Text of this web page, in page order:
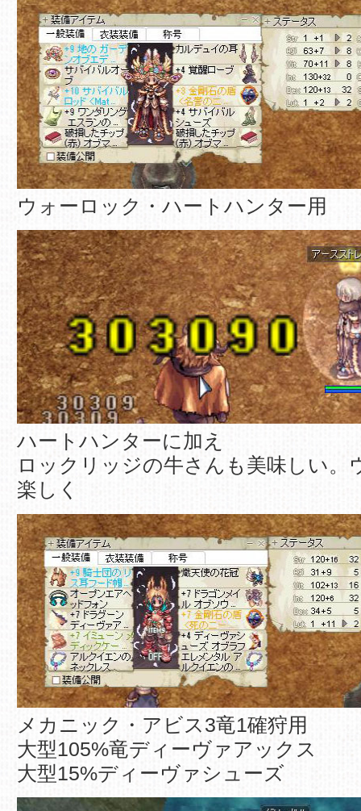
ウォーロック・ハートハンター用
ハートハンターに加え
ロックリッジの牛さんも美味しい。
楽しく
メカニック・アビス3竜1確狩用
大型105%竜ディーヴァアックス
大型15%ディーヴァシューズ